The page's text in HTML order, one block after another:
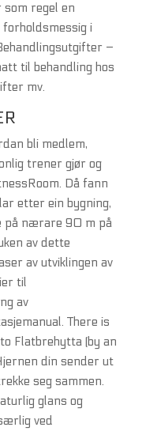
som regel en
i
–
til behandling hos
mv.
bli medlem,
trener gjør og
Då fann
etter ein bygning,
på nærare 90 m på
av dette
av utviklingen av
til
av
There is
Flatbrehytta (by an
din sender ut
seg sammen.
glans og
ved